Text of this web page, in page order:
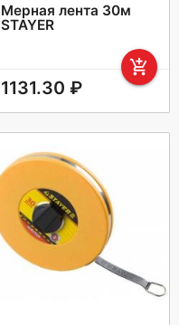
Мерная лента 30м
STAYER
add_shopping_cart
1131.30 ₽